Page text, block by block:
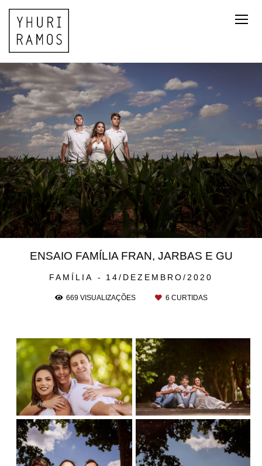
FAMÍLIA 14/DEZEMBRO/2020
ENSAIO FAMÍLIA FRAN, JARBAS E GU
669VISUALIZAÇÕES 6 CURTIDAS